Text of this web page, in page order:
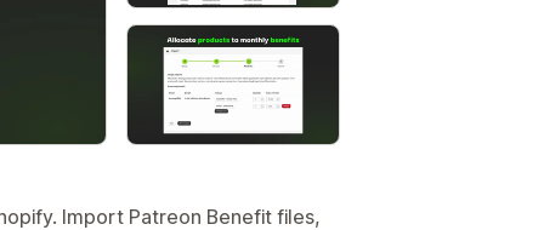
Import Patreon Benefit files,